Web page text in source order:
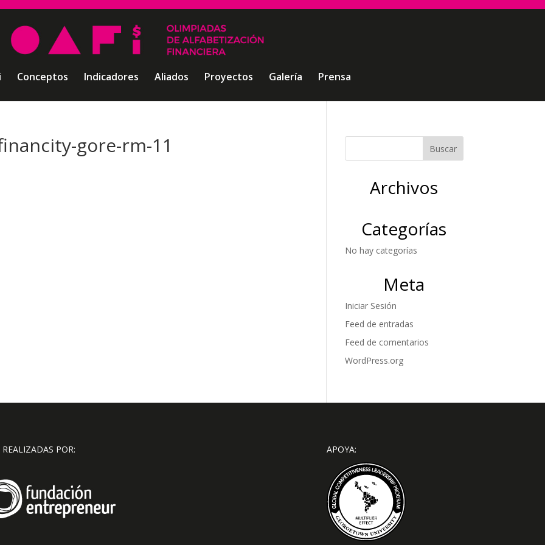
Conceptos Indicadores Aliados Proyectos Galería Prensa
gore-rm-11
Archivos
Categorías
No hay categorías
Meta
Iniciar Sesión
Feed de entradas
Feed de comentarios
WordPress.org
POR: APOYA: